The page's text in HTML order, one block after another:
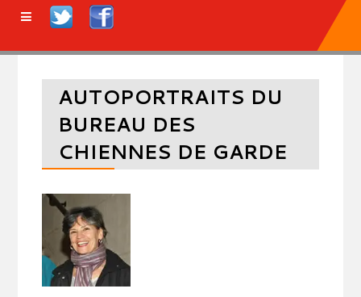
AUTOPORTRAITS DU
BUREAU DES
CHIENNES DE GARDE